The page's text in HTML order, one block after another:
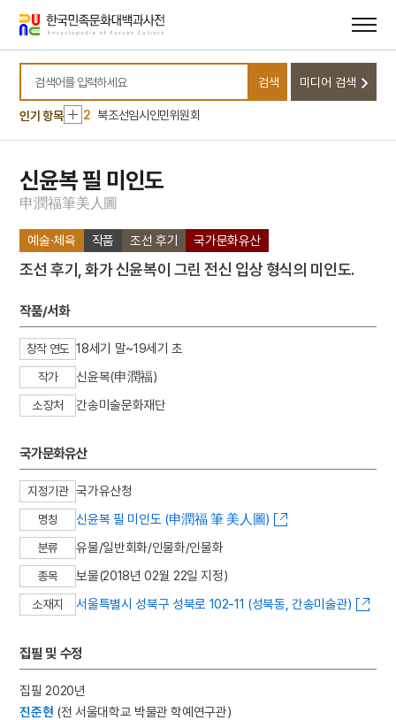
바로가기
바로가기
검색어를 입력하세요
검색 미디어 검색
인기 항목
10 다음엇지
1 금성대군
2 북조선임시인민위원회
3 세조
4 말띠
5 양띠
고향
8 노도
10 다음엇지
1 금성대군
2 북조선임시인민위원회
3 세조
5
6 연산군
7
고향
8
노도
신윤복 필 미인도
申潤福筆美 人圖
예술·체육 작품 조선 후기 국가문화유산
조선 후기, 화가 신윤복이 그린 전신 입상 형식의 미인도.
작품/서화
창작 연도 18세기 말~19세기 초
작가 신윤복(申潤福)
소장처 간송미술문화재단
국가문화유산
지정기관 국가유산청
명칭 신윤복 필 미인도 (申潤福 筆 美人圖)
분류 유물/일반회화/인물화/인물화
종목 보물(2018년 02월 22일 지정)
소재지 서울특별시 성북구 성북로 102-11 (성북동, 간송미술관)
집필 및 수정
집필 2020년
진준현 (전 서울대학교 박물관 학예연구관)